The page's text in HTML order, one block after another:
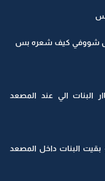
الي عند المصعد
بقيت البنات داخل المصعد